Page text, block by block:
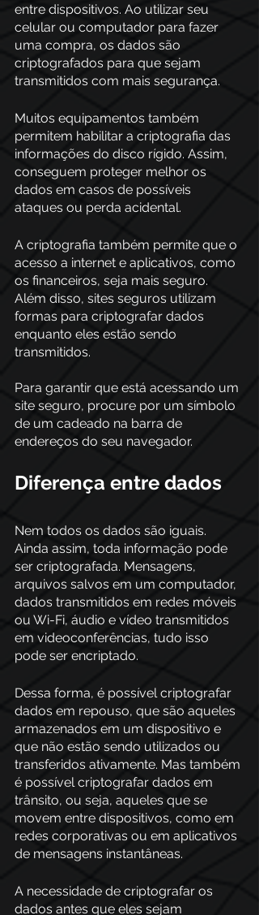
entre dispositivos. Ao utilizar seu
celular ou computador para fazer
uma compra, os dados são
criptografados para que sejam
transmitidos com mais segurança.
Muitos equipamentos também
permitem habilitar a criptografia das
informações do disco rígido. Assim,
conseguem proteger melhor os
dados em casos de possíveis
ataques ou perda acidental.
A criptografia também permite que o
acesso a internet e aplicativos, como
os financeiros, seja mais seguro.
Além disso, sites seguros utilizam
formas para criptografar dados
enquanto eles estão sendo
transmitidos.
Para garantir que está acessando um
site seguro, procure por um símbolo
de um cadeado na barra de
endereços do seu navegador.
Diferença entre dados
Nem todos os dados são iguais.
Ainda assim, toda informação pode
ser criptografada. Mensagens,
arquivos salvos em um computador,
dados transmitidos em redes móveis
ou Wi-Fi, áudio e vídeo transmitidos
em videoconferências, tudo isso
pode ser encriptado.
Dessa forma, é possível criptografar
dados em repouso, que são aqueles
armazenados em um dispositivo e
que não estão sendo utilizados ou
transferidos ativamente. Mas também
é possível criptografar dados em
trânsito, ou seja, aqueles que se
movem entre dispositivos, como em
redes corporativas ou em aplicativos
de mensagens instantâneas.
A necessidade de criptografar os
dados antes que eles sejam